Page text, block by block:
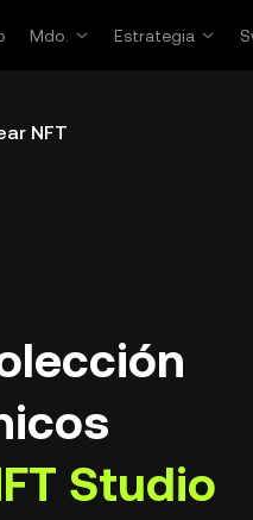
Mdo. Estrategia
NFT
Studio